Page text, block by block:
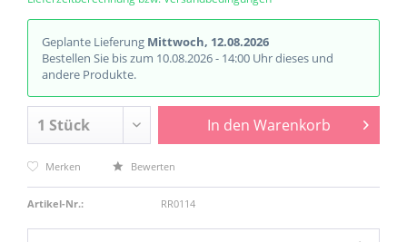
Geplante Lieferung Mittwoch, 12.08.2026
Bestellen Sie bis zum 10.08.2026 - 14:00 Uhr dieses und
andere Produkte.
In den Warenkorb
Merken Bewerten
Artikel-Nr.: RR0114